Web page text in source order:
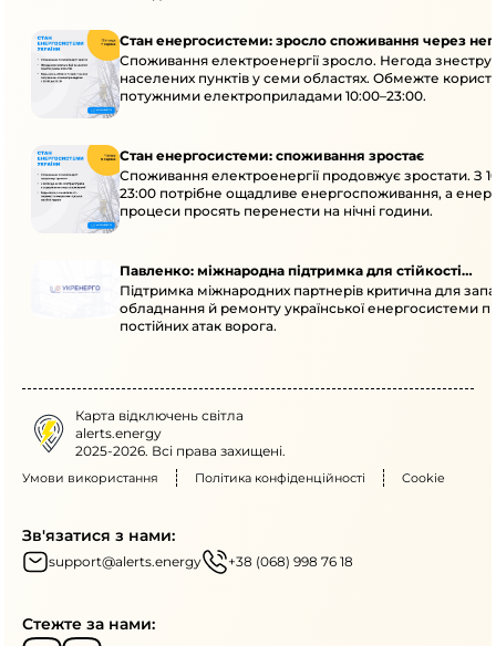
Стан енергосистеми: зросло споживання через
Споживання електроенергії зросло. Негода
населених пунктів у семи областях. Обмежте
потужними електроприладами 10:00–23:00.
Стан енергосистеми: споживання зростає
Споживання електроенергії продовжує зростати. З
23:00 потрібне ощадливе енергоспоживання, а
процеси просять перенести на нічні години.
Павленко: міжнародна підтримка для стійкості
енергосистеми
Підтримка міжнародних партнерів критична для
обладнання й ремонту української енергосистеми
постійних атак ворога.
Карта відключень світла
alerts.energy
2025-2026. Всі права захищені.
Умови використання Політика конфіденційності Cookie
Зв'язатися з нами:
support@alerts.energy +38 (068) 998 76 18
Стежте за нами: